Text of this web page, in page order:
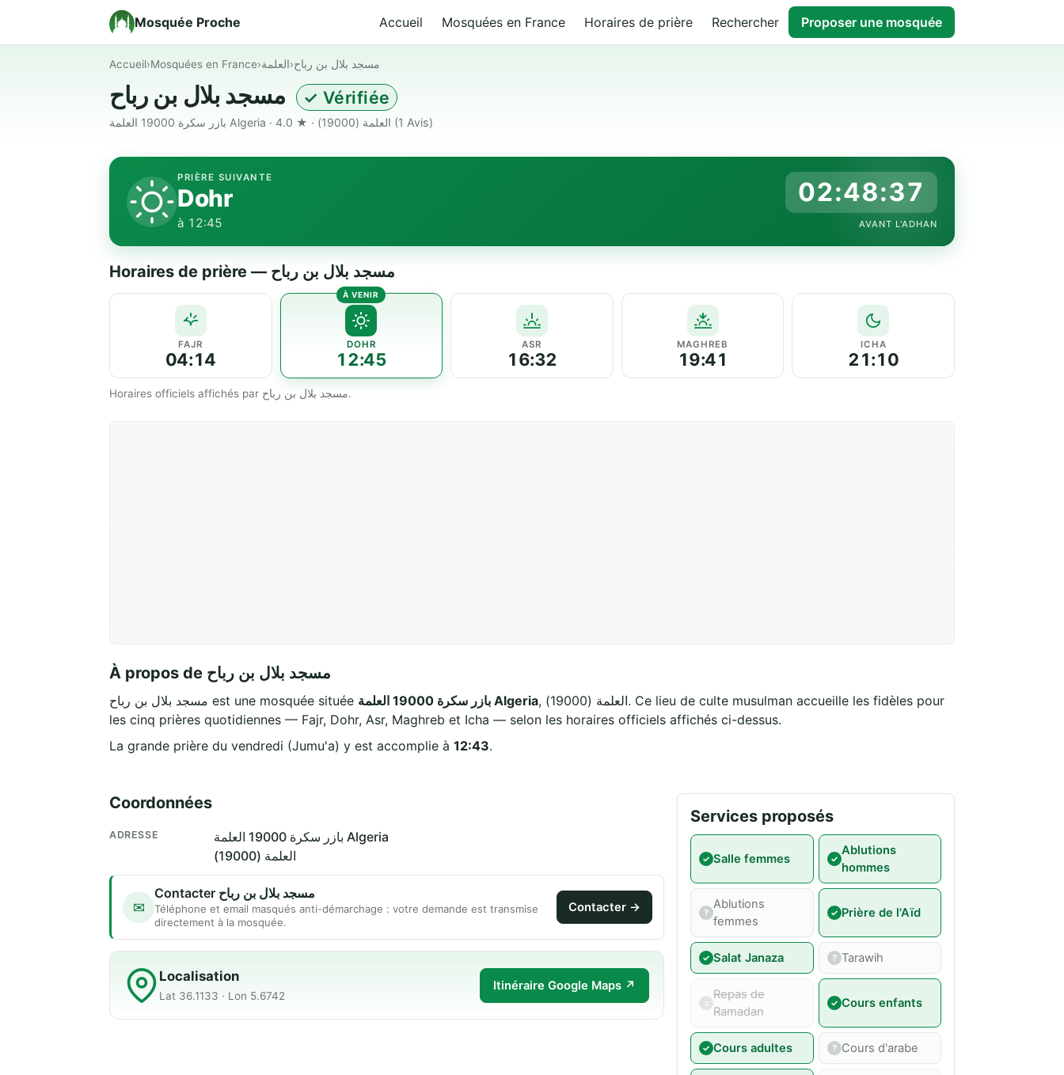
Mosquée Proche Accueil Mosquées en France Horaires de prière Rechercher Proposer une mosquée
Accueil›Mosquées en France›العلمة›مسجد بلال بن رباح
✓ Vérifiée
(1 Avis)
PRIÈRE SUIVANTE
Dohr
à 12:45
02:48:36
AVANT L'ADHAN
Horaires de prière — مسجد بلال بن رباح
FAJR
04:14
DOHR
12:45
ASR
16:32
MAGHREB
19:41
ICHA
21:10
Horaires officiels affichés par مسجد بلال بن رباح.
À propos de مسجد بلال بن رباح
مسجد بلال بن رباح est une mosquée située بازر سكرة 19000 العلمة Algeria, العلمة (19000). Ce lieu de culte musulman accueille les fidèles pour
les cinq prières quotidiennes — Fajr, Dohr, Asr, Maghreb et Icha — selon les horaires officiels affichés ci-dessus.
La grande prière du vendredi (Jumu'a) y est accomplie à 12:43.
Coordonnées
ADRESSE
بازر سكرة 19000 العلمة Algeria
العلمة (19000)
✉
Contacter مسجد بلال بن رباح
Téléphone et email masqués anti-démarchage : votre demande est transmise
directement à la mosquée.
Contacter →
Localisation
Lat 36.1133 · Lon 5.6742
Itinéraire Google Maps ↗
Services proposés
Salle femmes
Ablutions
hommes
Ablutions
femmes
Prière de l'Aïd
Salat Janaza Tarawih
Repas de
Ramadan
Cours enfants
Cours adultes Cours d'arabe